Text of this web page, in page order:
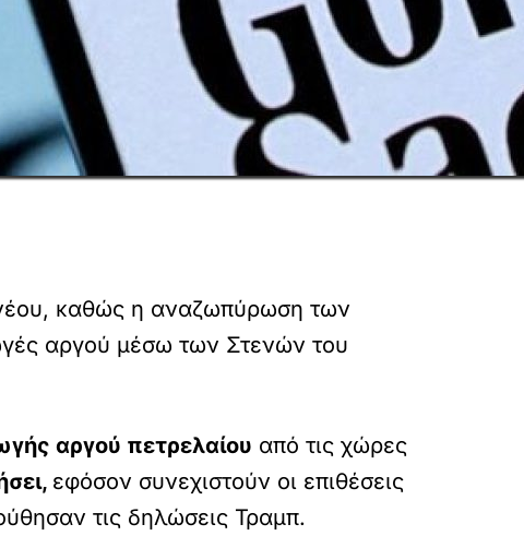
νέου, καθώς η αναζωπύρωση των
αργού μέσω των Στενών του
αργού πετρελαίου από τις χώρες
εφόσον συνεχιστούν οι επιθέσεις
τις δηλώσεις Τραμπ.